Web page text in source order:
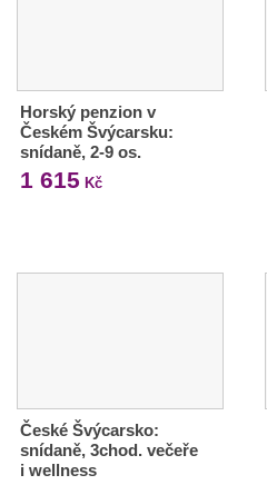
Horský penzion v
Českém Švýcarsku:
snídaně, 2-9 os.
1 615 Kč
České Švýcarsko:
snídaně, 3chod. večeře
i wellness